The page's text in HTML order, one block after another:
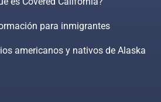
para inmigrantes
americanos y nativos de Alaska